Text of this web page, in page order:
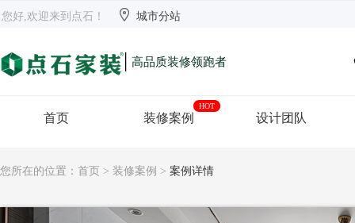
欢迎来到点石  长沙 【切换】
您好,欢迎来到点石！  城市分站
| 高品质装修领跑者
首页 装修案例
HOT
设计团队
您所在的位置： 首页 > 装修案例 > 案例详情